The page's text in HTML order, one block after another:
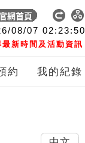
08/07 02:23:51
新時間及活動資訊
約 我的紀錄